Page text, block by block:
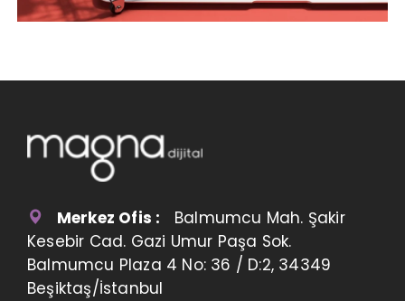
Merkez Ofis : Balmumcu Mah. Şakir
Kesebir Cad. Gazi Umur Paşa Sok.
Balmumcu Plaza 4 No: 36 / D:2, 34349
Beşiktaş/İstanbul